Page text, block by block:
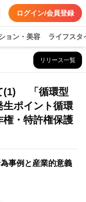
ログイン/会員登録
ョン・美容 ライフスタ
リリース一覧
(1) 「循環型
ポイント循環
・特許権保護
事例と産業的意義